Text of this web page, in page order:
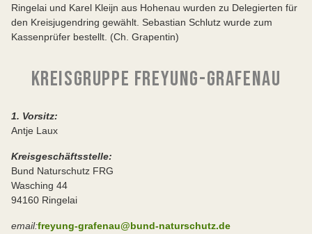
Ringelai und Karel Kleijn aus Hohenau wurden zu Delegierten für
den Kreisjugendring gewählt. Sebastian Schlutz wurde zum
Kassenprüfer bestellt. (Ch. Grapentin)
KREISGRUPPE FREYUNG-GRAFENAU
1. Vorsitz:
Antje Laux
Kreisgeschäftsstelle:
Bund Naturschutz FRG
Wasching 44
94160 Ringelai
email:freyung-grafenau@bund-naturschutz.de